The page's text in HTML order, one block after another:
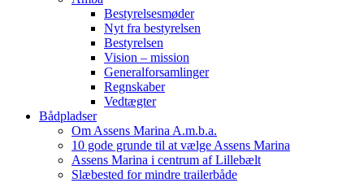
Bestyrelsesmøder
Nyt fra bestyrelsen
Bestyrelsen
Vision – mission
Generalforsamlinger
Regnskaber
Vedtægter
Bådpladser
Om Assens Marina A.m.b.a.
10 gode grunde til at vælge Assens Marina
Assens Marina i centrum af Lillebælt
Slæbested for mindre trailerbåde